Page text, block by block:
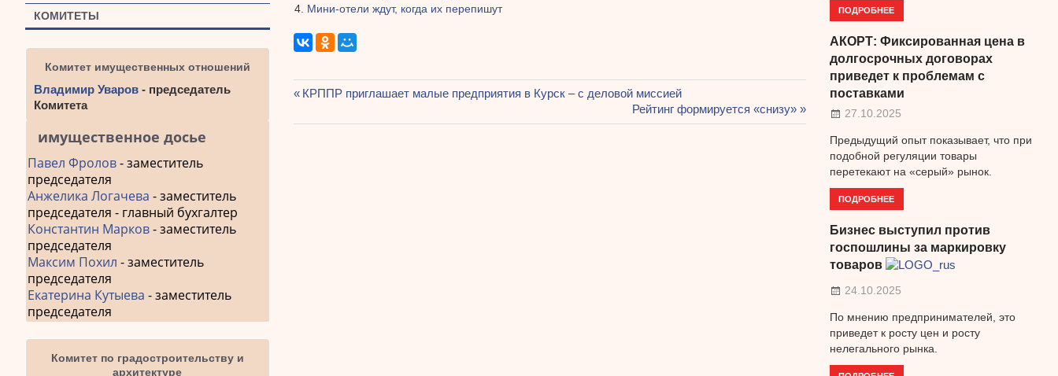
Мини-отели ждут, когда их перепишут
Предыдущая
КРППР приглашает малые предприятия в Курск – с деловой миссией
Следующая
запись:
Рейтинг формируется «снизу»
КОМИТЕТЫ
Комитет имущественных отношений
Владимир Уваров - председатель
Комитета
имущественное досье
Павел Фролов- заместитель
председателя
Анжелика Логачева - заместитель
председателя - главный бухгалтер
Константин Марков- заместитель
председателя
Максим Похил - заместитель
председателя
Екатерина Кутыева - заместитель
председателя
Комитет по градостроительству и
архитектуре
ПОДРОБНЕЕ
АКОРТ: Фиксированная цена в
долгосрочных договорах
приведет к проблемам с
поставками
27.10.2025
Предыдущий опыт показывает, что при
подобной регуляции товары
перетекают на «серый» рынок.
ПОДРОБНЕЕ
Бизнес выступил против
госпошлины за маркировку
товаров
24.10.2025
По мнению предпринимателей, это
приведет к росту цен и росту
нелегального рынка.